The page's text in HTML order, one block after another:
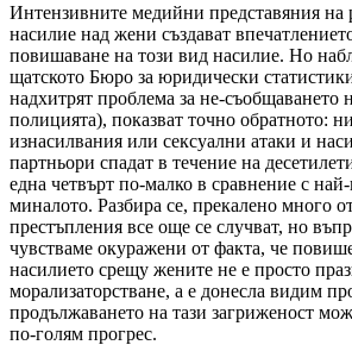
Интензивните медийни представяния на
насилие над жени създават
повишаване на този вид насилие. Но
щатското Бюро за юридически
надхитрят проблема за не-съобщаването
полицията), показват точно обратното:
изнасилвания или сексуални атаки и
партньори спадат в течение на
една четвърт по-малко в сравнение с
миналото. Разбира се, прекалено много
престъпления все още се случват, но
чувстваме окуражени от факта, че
насилието срещу жените не е просто
морализаторстване, а е донесла видим
продължаването на тази загриженост
по-голям прогрес.